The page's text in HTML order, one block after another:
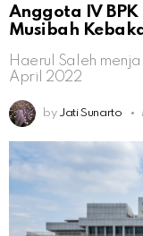
Anggota IV
Musibah
Haerul Saleh
April 2022
by Jati Sunarto